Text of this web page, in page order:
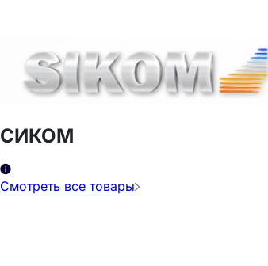
СИКОМ
Смотреть все товары